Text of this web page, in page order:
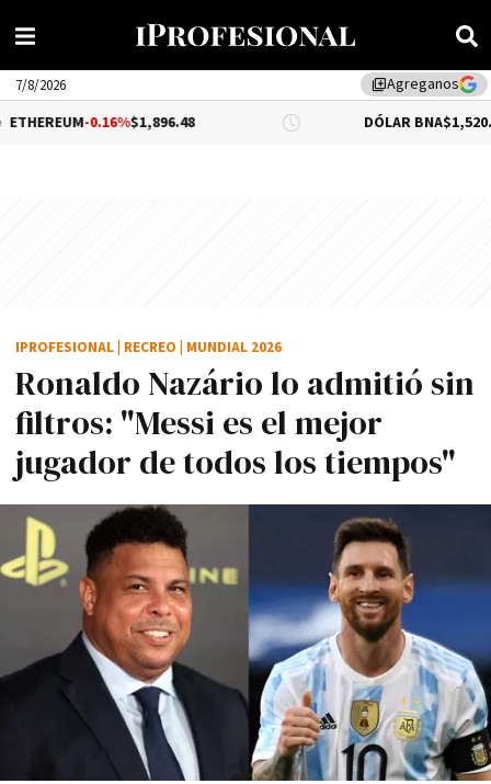
library_addAgreganos
7/8/2026
$1,896.48 DÓLAR BNA $1,520.00
Ronaldo Nazário lo admitió sin
filtros: "Messi es el mejor
jugador de todos los tiempos"
IPROFESIONAL RECREO MUNDIAL 2026